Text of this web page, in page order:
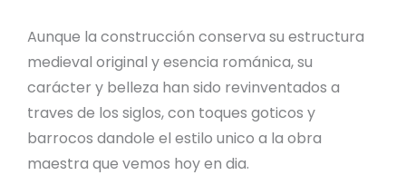
Aunque la construcción conserva su estructura
medieval original y esencia románica, su
carácter y belleza han sido revinventados a
traves de los siglos, con toques goticos y
barrocos dandole el estilo unico a la obra
maestra que vemos hoy en dia.